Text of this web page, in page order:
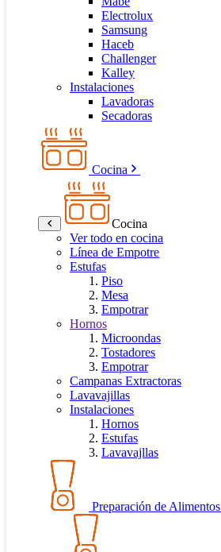
Electrolux
Samsung
Haceb
Challenger
Kalley
Instalaciones
Lavadoras
Secadoras
Cocina
Cocina
Ver todo en cocina
Línea de Empotre
Estufas
Piso
Mesa
Empotrar
Hornos
Microondas
Tostadores
Empotrar
Campanas Extractoras
Lavavajillas
Instalaciones
Hornos
Estufas
Lavavajllas
Preparación de Alimentos